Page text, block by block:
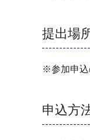
提出場
※参加申込
申込方